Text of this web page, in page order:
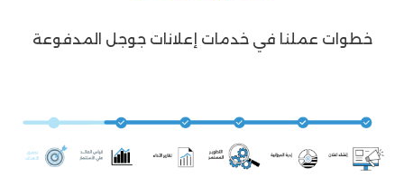
خطوات عملنا فيخدمات إعلانات جوجل المدفوعة